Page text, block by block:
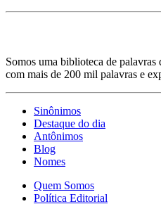
Somos uma biblioteca de
com mais de 200 mil palavras e
Sinônimos
Destaque do dia
Antônimos
Blog
Nomes
Quem Somos
Política Editorial